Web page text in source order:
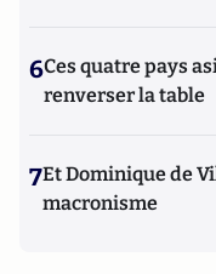
6Ces quatre pays
renverser la table
7Et Dominique de
macronisme